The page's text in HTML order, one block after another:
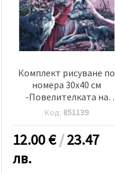
Комплект рисуване по
номера 30x40 см
-Повелителката на
вълците Ms7441
Код: 851139
12.00€/23.47
лв.